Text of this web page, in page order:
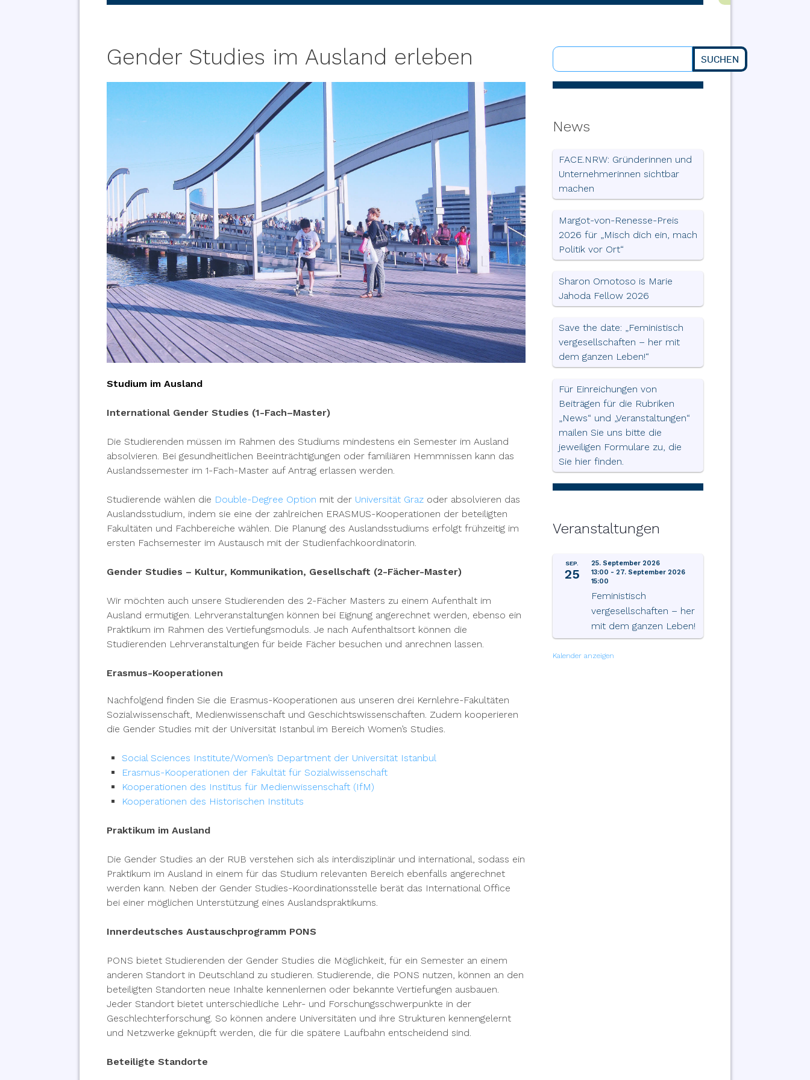
Gender Studies im Ausland erleben
Studium im Ausland
International Gender Studies (1-Fach–Master)
Die Studierenden müssen im Rahmen des Studiums mindestens ein Semester im Ausland
absolvieren. Bei gesundheitlichen Beeinträchtigungen oder familiären Hemmnissen kann das
Auslandssemester im 1-Fach-Master auf Antrag erlassen werden.
Studierende wählen die Double-Degree Option mit der Universität Graz oder absolvieren das
Auslandsstudium, indem sie eine der zahlreichen ERASMUS-Kooperationen der beteiligten
Fakultäten und Fachbereiche wählen. Die Planung des Auslandsstudiums erfolgt frühzeitig im
ersten Fachsemester im Austausch mit der Studienfachkoordinatorin.
Gender Studies – Kultur, Kommunikation, Gesellschaft (2-Fächer-Master)
Wir möchten auch unsere Studierenden des 2-Fächer Masters zu einem Aufenthalt im
Ausland ermutigen. Lehrveranstaltungen können bei Eignung angerechnet werden, ebenso ein
Praktikum im Rahmen des Vertiefungsmoduls. Je nach Aufenthaltsort können die
Studierenden Lehrveranstaltungen für beide Fächer besuchen und anrechnen lassen.
Erasmus-Kooperationen
Nachfolgend finden Sie die Erasmus-Kooperationen aus unseren drei Kernlehre-Fakultäten
Sozialwissenschaft, Medienwissenschaft und Geschichtswissenschaften. Zudem kooperieren
die Gender Studies mit der Universität Istanbul im Bereich Women’s Studies.
Social Sciences Institute/Women’s Department der Universität Istanbul
Erasmus-Kooperationen der Fakultät für Sozialwissenschaft
Kooperationen des Institus für Medienwissenschaft (IfM)
Kooperationen des Historischen Instituts
Praktikum im Ausland
Die Gender Studies an der RUB verstehen sich als interdisziplinär und international, sodass ein
Praktikum im Ausland in einem für das Studium relevanten Bereich ebenfalls angerechnet
werden kann. Neben der Gender Studies-Koordinationsstelle berät das International Office
bei einer möglichen Unterstützung eines Auslandspraktikums.
Innerdeutsches Austauschprogramm PONS
PONS bietet Studierenden der Gender Studies die Möglichkeit, für ein Semester an einem
anderen Standort in Deutschland zu studieren. Studierende, die PONS nutzen, können an den
beteiligten Standorten neue Inhalte kennenlernen oder bekannte Vertiefungen ausbauen.
Jeder Standort bietet unterschiedliche Lehr- und Forschungsschwerpunkte in der
Geschlechterforschung. So können andere Universitäten und ihre Strukturen kennengelernt
und Netzwerke geknüpft werden, die für die spätere Laufbahn entscheidend sind.
Beteiligte Standorte
Suchen
SUCHEN
News
FACE.NRW: Gründerinnen und
Unternehmerinnen sichtbar
machen
Margot-von-Renesse-Preis
2026 für „Misch dich ein, mach
Politik vor Ort“
Sharon Omotoso is Marie
Jahoda Fellow 2026
Save the date: „Feministisch
vergesellschaften – her mit
dem ganzen Leben!“
Für Einreichungen von
Beiträgen für die Rubriken
„News“ und „Veranstaltungen“
mailen Sie uns bitte die
jeweiligen Formulare zu, die
Sie hier finden.
Veranstaltungen
SEP.
25
25. September 2026
13:00 - 27. September 2026
15:00
Feministisch
vergesellschaften – her
mit dem ganzen Leben!
Kalender anzeigen